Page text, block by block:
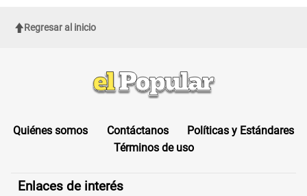
Regresar al inicio
Quiénes somos Contáctanos
Políticas y Estándares
Términos de uso
Enlaces de interés